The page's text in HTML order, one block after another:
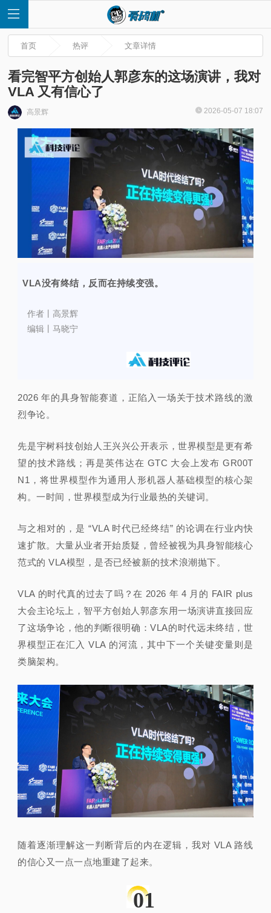
首
首页 热评 文章详情
看完智平方创始人郭彦东的这场演讲，我对
VLA 又有信心了
高景辉 2026-05-07 18:07
VLA没有终结，反而在持续变强。
作者丨高景辉
编辑丨马晓宁
2026 年的具身智能赛道，正陷入一场关于技术路线的激
烈争论。
先是宇树科技创始人王兴兴公开表示，世界模型是更有希
望的技术路线；再是英伟达在 GTC 大会上发布 GR00T
N1，将世界模型作为通用人形机器人基础模型的核心架
构。一时间，世界模型成为行业最热的关键词。
与之相对的，是 “VLA 时代已经终结” 的论调在行业内快
速扩散。大量从业者开始质疑，曾经被视为具身智能核心
范式的 VLA模型，是否已经被新的技术浪潮抛下。
VLA 的时代真的过去了吗？在 2026 年 4 月的 FAIR plus
大会主论坛上，智平方创始人郭彦东用一场演讲直接回应
了这场争论，他的判断很明确：VLA的时代远未终结，世
界模型正在汇入 VLA 的河流，其中下一个关键变量则是
类脑架构。
随着逐渐理解这一判断背后的内在逻辑，我对 VLA 路线
的信心又一点一点地重建了起来。
01